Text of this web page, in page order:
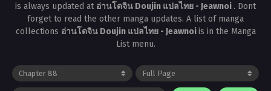
is always updated at อ่านโดจิน Doujin แปลไทย - Jeawnoi . Dont
forget to read the other manga updates. A list of manga
collections อ่านโดจิน Doujin แปลไทย - Jeawnoiis in the Manga
List menu.